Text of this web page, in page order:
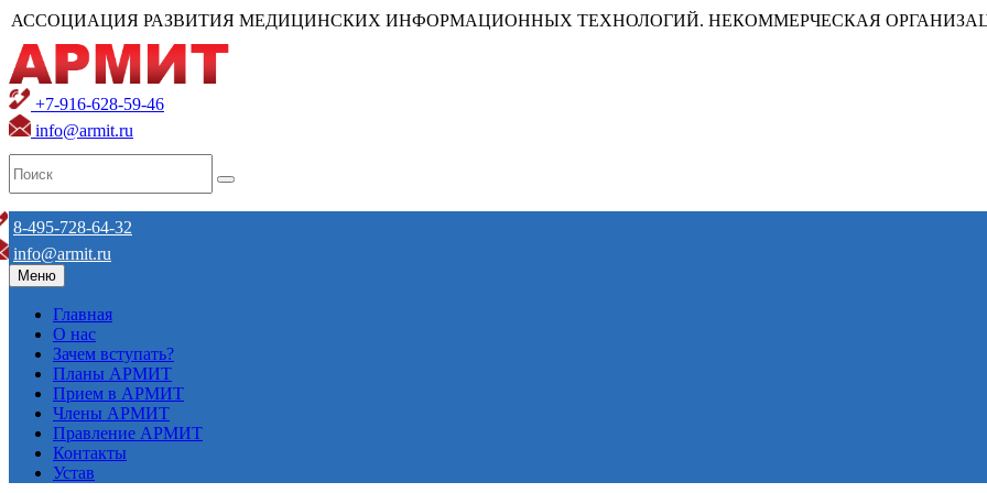
АССОЦИАЦИЯ РАЗВИТИЯ МЕДИЦИНСКИХ ИНФОРМАЦИОННЫХ ТЕХНОЛОГИЙ. НЕКОММЕРЧЕСКАЯ
+7-916-628-59-46
info@armit.ru
8-495-728-64-32
info@armit.ru
Меню
Главная
О нас
Зачем вступать?
Планы АРМИТ
Прием в АРМИТ
Члены АРМИТ
Правление АРМИТ
Контакты
Устав